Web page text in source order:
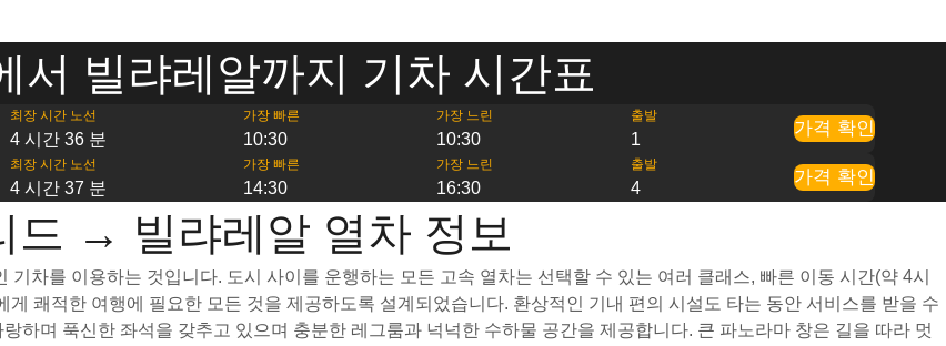
서 빌랴레알까지 기차 시간표
최장 시간 노선
4 시간 36 분
가장 빠른
10:30
가장 느린
10:30
출발
1
가격 확인
최장 시간 노선
4 시간 37 분
가장 빠른
14:30
가장 느린
16:30
출발
4
가격 확인
드 → 빌랴레알 열차 정보
차를 이용하는 것입니다. 도시 사이를 운행하는 모든 고속 열차는 선택할 수 있는 여러 클래스, 빠른 이동 시간(약 4시
쾌적한 여행에 필요한 모든 것을 제공하도록 설계되었습니다. 환상적인 기내 편의 시설도 타는 동안 서비스를 받을 수
하며 푹신한 좌석을 갖추고 있으며 충분한 레그룸과 넉넉한 수하물 공간을 제공합니다. 큰 파노라마 창은 길을 따라 멋